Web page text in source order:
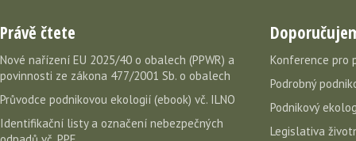
Právě čtete
Nové nařízení EU 2025/40 o obalech (PPWR) a
povinnosti ze zákona 477/2001 Sb. o obalech
Průvodce podnikovou ekologií (ebook) vč. ILNO
Identifikační listy a označení nebezpečných
Konference pro
Podrobný
Podnikový
Legislativa